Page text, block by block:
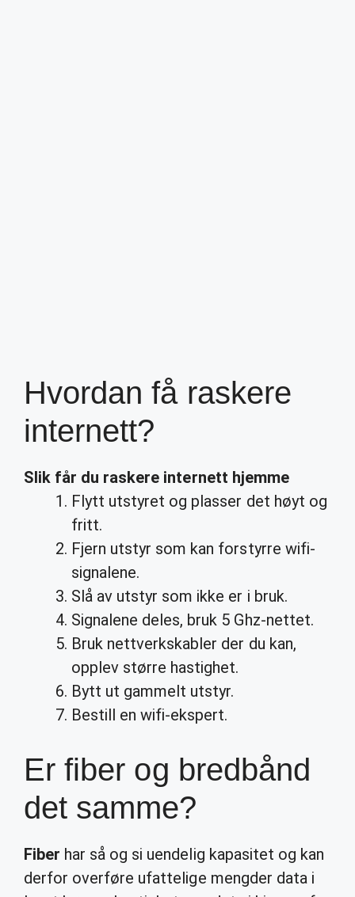
Hvordan få raskere
internett?
Slik får du raskere internett hjemme
Flytt utstyret og plasser det høyt og
fritt.
Fjern utstyr som kan forstyrre wifi-
signalene.
Slå av utstyr som ikke er i bruk.
Signalene deles, bruk 5 Ghz-nettet.
Bruk nettverkskabler der du kan,
opplev større hastighet.
Bytt ut gammelt utstyr.
Bestill en wifi-ekspert.
Er fiber og bredbånd
det samme?
Fiber har så og si uendelig kapasitet og kan
derfor overføre ufattelige mengder data i